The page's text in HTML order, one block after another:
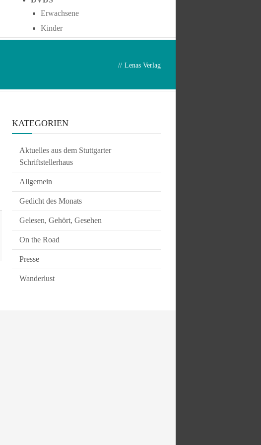
Erwachsene
Kinder
// Lenas Verlag
KATEGORIEN
Aktuelles aus dem Stuttgarter
Schriftstellerhaus
Allgemein
Gedicht des Monats
Gelesen, Gehört, Gesehen
On the Road
Presse
Wanderlust